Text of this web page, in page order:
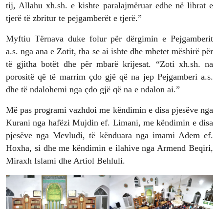
tij, Allahu xh.sh. e kishte paralajmëruar edhe në librat e
tjerë të zbritur te pejgamberët e tjerë.”
Myftiu Tërnava duke folur për dërgimin e Pejgamberit
a.s. nga ana e Zotit, tha se ai ishte dhe mbetet mëshirë për
të gjitha botët dhe për mbarë krijesat. “Zoti xh.sh. na
porositë që të marrim çdo gjë që na jep Pejgamberi a.s.
dhe të ndalohemi nga çdo gjë që na e ndalon ai.”
Më pas programi vazhdoi me këndimin e disa pjesëve nga
Kurani nga hafëzi Mujdin ef. Limani, me këndimin e disa
pjesëve nga Mevludi, të kënduara nga imami Adem ef.
Hoxha, si dhe me këndimin e ilahive nga Armend Beqiri,
Miraxh Islami dhe Artiol Behluli.